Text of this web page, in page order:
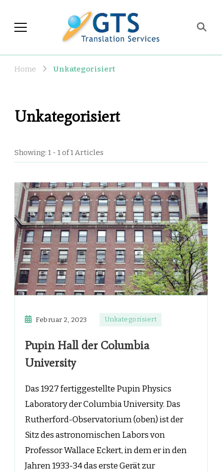
Industry Observations
Home Unkategorisiert
Unkategorisiert
Showing: 1 - 1 of 1 Articles
Februar 2, 2023 Unkategorisiert
Pupin Hall der Columbia
University
Das 1927 fertiggestellte Pupin Physics
Laboratory der Columbia University. Das
Rutherford-Observatorium (oben) ist der
Sitz des astronomischen Labors von
Professor Wallace Eckert, in dem er in den
Jahren 1933-34 das erste Gerät zur